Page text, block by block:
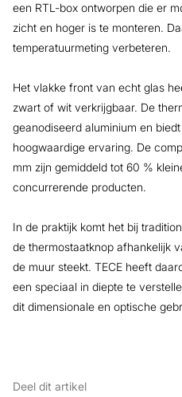
een RTL-box ontworpen die er
zicht en hoger is te monteren.
temperatuurmeting verbeteren.
Het vlakke front van echt glas
zwart of wit verkrijgbaar. De
geanodiseerd aluminium en
hoogwaardige ervaring. De
mm zijn gemiddeld tot 60 %
concurrerende producten.
In de praktijk komt het bij
de thermostaatknop afhankelijk
de muur steekt. TECE heeft
een speciaal in diepte te
dit dimensionale en optische
Deel dit artikel